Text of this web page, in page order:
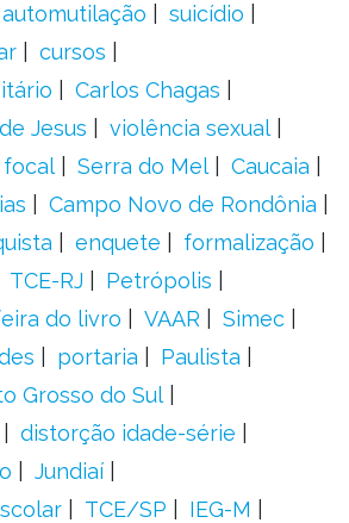
automutilação
suicídio
cursos
Carlos Chagas
Jesus
violência sexual
Serra do Mel
Caucaia
Campo Novo de Rondônia
enquete
formalização
TCE-RJ
Petrópolis
do livro VAAR
Simec
portaria
Paulista
Grosso do Sul
distorção idade-série
Jundiaí
TCE/SP
IEG-M